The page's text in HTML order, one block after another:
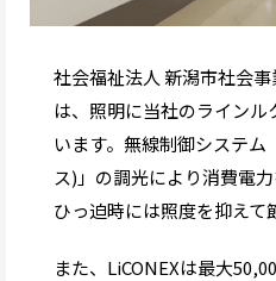
社会福祉法人 新潟市社会
は、照明に当社のライン
います。無線制御システム
ス)」の調光により消費電
ひっ迫時には照度を抑えて
また、LiCONEXは最大